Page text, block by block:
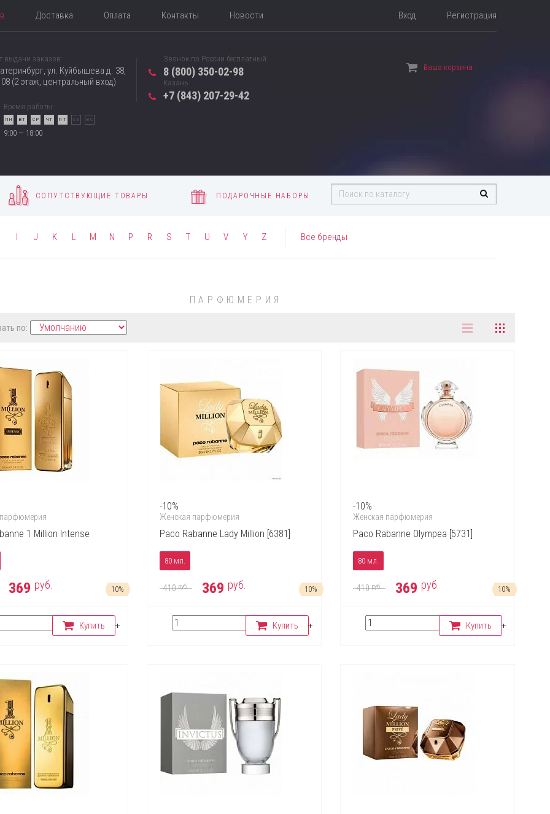
Доставка Оплата Контакты Новости Вход Регистрация
выдачи заказов:
ул. Куйбышева д. 38,
(2 этаж, центральный вход)
Звонок по России бесплатный
8 (800) 350-02-98
Казань
+7 (843) 207-29-42
Время работы:
ПН ВТ СР ЧТ ПТ
9:00 — 18:00
СБ ВС
Ваша корзина
СОПУТСТВУЮЩИЕ ТОВАРЫ ПОДАРОЧНЫЕ НАБОРЫ
I J K L M N P R S T U V Y Z Все бренды
по:
ПАРФЮМЕРИЯ
1 Million Intense
10%
369 руб.
Купить
-10%
Женская парфюмерия
Paco Rabanne Lady Million [6381]
80 мл.
10%
410руб. 369 руб.
Купить
-10%
Женская парфюмерия
Paco Rabanne Olympea [5731]
80 мл.
10%
410руб. 369 руб.
Купить